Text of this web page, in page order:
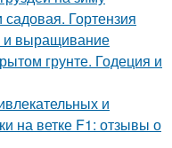
садовая. Гортензия
и выращивание
грунте. Годеция и
и
на ветке F1: отзывы о